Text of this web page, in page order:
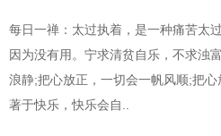
每日一禅：太过执着，是一种痛苦太
因为没有用。宁求清贫自乐，不求浊
浪静;把心放正，一切会一帆风顺;把
著于快乐，快乐会自..